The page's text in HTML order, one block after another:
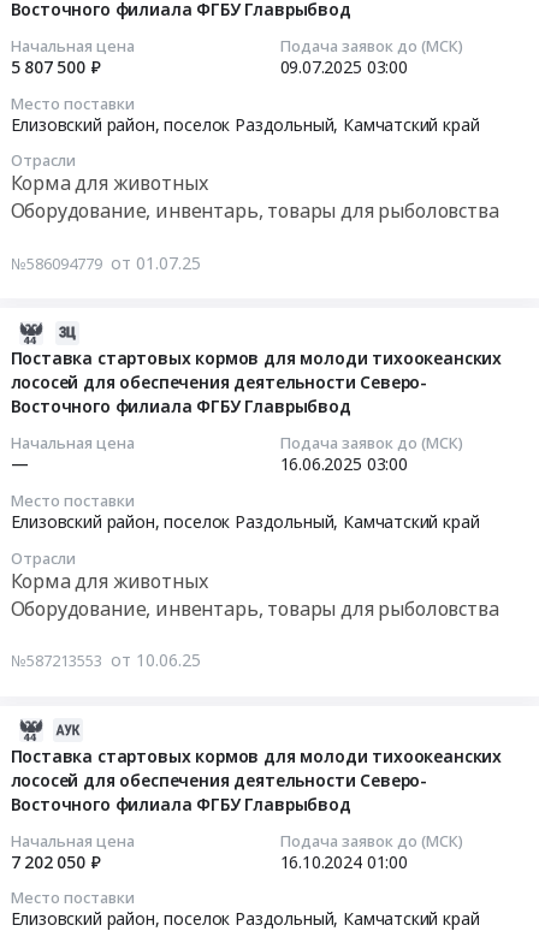
Восточного филиала ФГБУ Главрыбвод
Начальная цена
5 807 500 ₽
Подача заявок до (МСК)
09.07.2025 03:00
Место поставки
Елизовский район, поселок Раздольный, Камчатский край
Отрасли
Корма для животных
Оборудование, инвентарь, товары для рыболовства
№586094779 от 01.07.25
Поставка стартовых кормов для молоди тихоокеанских
лососей для обеспечения деятельности Северо-
Восточного филиала ФГБУ Главрыбвод
Начальная цена
—
Подача заявок до (МСК)
16.06.2025 03:00
Место поставки
Елизовский район, поселок Раздольный, Камчатский край
Отрасли
Корма для животных
Оборудование, инвентарь, товары для рыболовства
№587213553 от 10.06.25
Поставка стартовых кормов для молоди тихоокеанских
лососей для обеспечения деятельности Северо-
Восточного филиала ФГБУ Главрыбвод
Начальная цена
7 202 050 ₽
Подача заявок до (МСК)
16.10.2024 01:00
Место поставки
Елизовский район, поселок Раздольный, Камчатский край